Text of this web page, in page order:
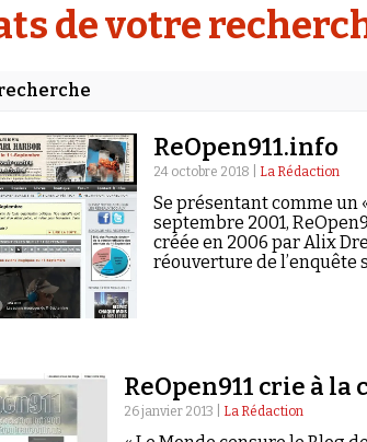
de votre
tous les contenus
ReOpen911.info
24 octobre 2018 | La Rédaction
Se présentant comme un
septembre 2001,
créée en 2006 par Alix
réouverture de l’enquête
ReOpen911 crie à
26 janvier 2013 | La Rédaction